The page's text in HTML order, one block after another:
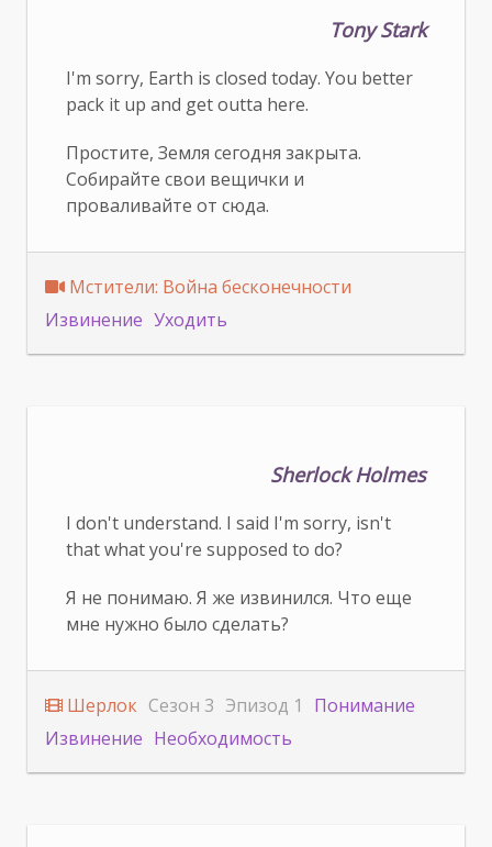
Tony Stark
I'm sorry, Earth is closed today. You better
pack it up and get outta here.
Простите, Земля сегодня закрыта.
Собирайте свои вещички и
проваливайте от сюда.
Мстители: Война бесконечности
Извинение Уходить
Sherlock Holmes
I don't understand. I said I'm sorry, isn't
that what you're supposed to do?
Я не понимаю. Я же извинился. Что еще
мне нужно было сделать?
Шерлок Сезон 3 Эпизод 1
Понимание
Извинение Необходимость